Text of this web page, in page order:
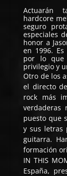
Actuarán
hardcore
seguro
especiales
honor a
en 1996.
por lo que
privilegio y
Otro de los
el directo
rock más
puesto que
y sus letras
guitarra.
formación
IN THIS
España,